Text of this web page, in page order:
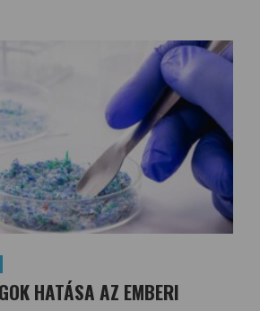
HATÁSA AZ EMBERI